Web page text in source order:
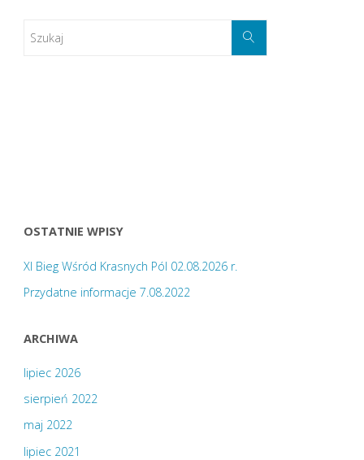
OSTATNIE WPISY
XI Bieg Wśród Krasnych Pól 02.08.2026 r.
Przydatne informacje 7.08.2022
ARCHIWA
lipiec 2026
sierpień 2022
maj 2022
lipiec 2021